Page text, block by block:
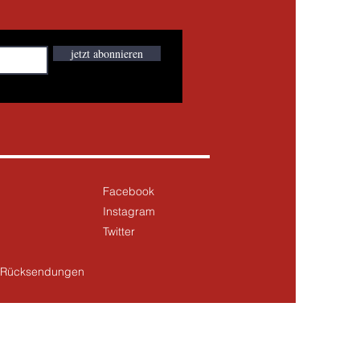
jetzt abonnieren
Facebook
Instagram
Twitter